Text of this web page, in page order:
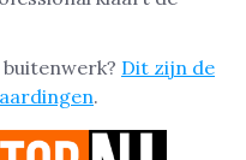
Dit zijn de
.